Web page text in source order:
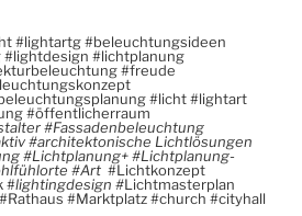
#lightartg #beleuchtungsideen
#lichtplanung
#freude
#licht #lightart
#öffentlicherraum
#Fassadenbeleuchtung
#architektonische Lichtlösungen
#Lichtplanung+ #Lichtplanung-
#Art #Lichtkonzept
#lightingdesign #Lichtmasterplan
#Marktplatz #church #cityhall